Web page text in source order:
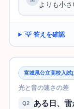
よりも小さ
💡 答えを確認
宮城県公立高校入試
光と音の速さの差
Q2
ある日、